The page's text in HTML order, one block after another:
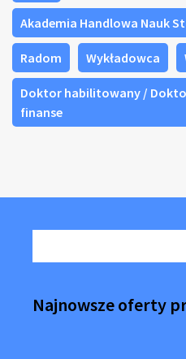
Akademia Handlowa Nauk
Radom Wykładowca
Doktor habilitowany /
finanse
Najnowsze oferty